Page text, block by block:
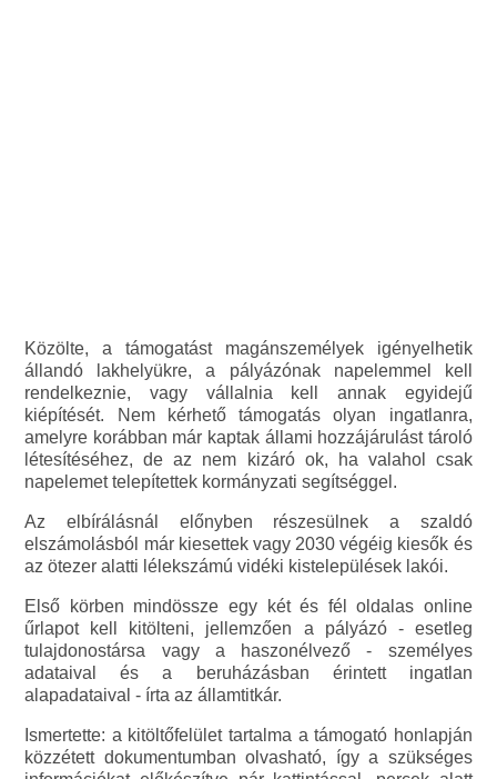
Közölte, a támogatást magánszemélyek igényelhetik
állandó lakhelyükre, a pályázónak napelemmel kell
rendelkeznie, vagy vállalnia kell annak egyidejű
kiépítését. Nem kérhető támogatás olyan ingatlanra,
amelyre korábban már kaptak állami hozzájárulást tároló
létesítéséhez, de az nem kizáró ok, ha valahol csak
napelemet telepítettek kormányzati segítséggel.
Az elbírálásnál előnyben részesülnek a szaldó
elszámolásból már kiesettek vagy 2030 végéig kiesők és
az ötezer alatti lélekszámú vidéki kistelepülések lakói.
Első körben mindössze egy két és fél oldalas online
űrlapot kell kitölteni, jellemzően a pályázó - esetleg
tulajdonostársa vagy a haszonélvező - személyes
adataival és a beruházásban érintett ingatlan
alapadataival - írta az államtitkár.
Ismertette: a kitöltőfelület tartalma a támogató honlapján
közzétett dokumentumban olvasható, így a szükséges